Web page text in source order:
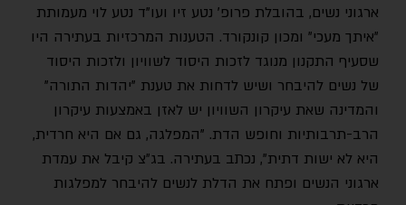
ארגוני נשים, בהובלת פרופ' נטע זיו ועו"ד נטע לוי מעמותת
"איתך מעכי" ומכון קונקורד. הטענות המרכזיות בעתירה היו
שסעיף התקנון מנוגד לזכות היסוד לשוויון ולזכות היסוד
של נשים להיבחר ושיש לדחות את טענת "יהדות התורה"
והמדינה שאת עיקרון השוויון יש לאזן באמצעות עיקרון
הרב-תרבותיות וחופש הדת. "המפלגה, גם אם היא חרדית,
היא לא ישות דתית", נכתב בעתירה. בג״צ קיבל את עמדת
ארגוני הנשים ופתח את הדלת לנשים להיבחר למפלגות